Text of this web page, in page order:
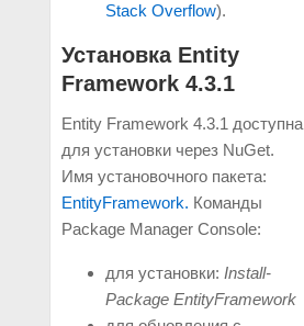
Stack Overflow).
Установка Entity
Framework 4.3.1
Entity Framework 4.3.1 доступна
для установки через NuGet.
Имя установочного пакета:
EntityFramework. Команды
Package Manager Console:
для установки: Install-
Package EntityFramework